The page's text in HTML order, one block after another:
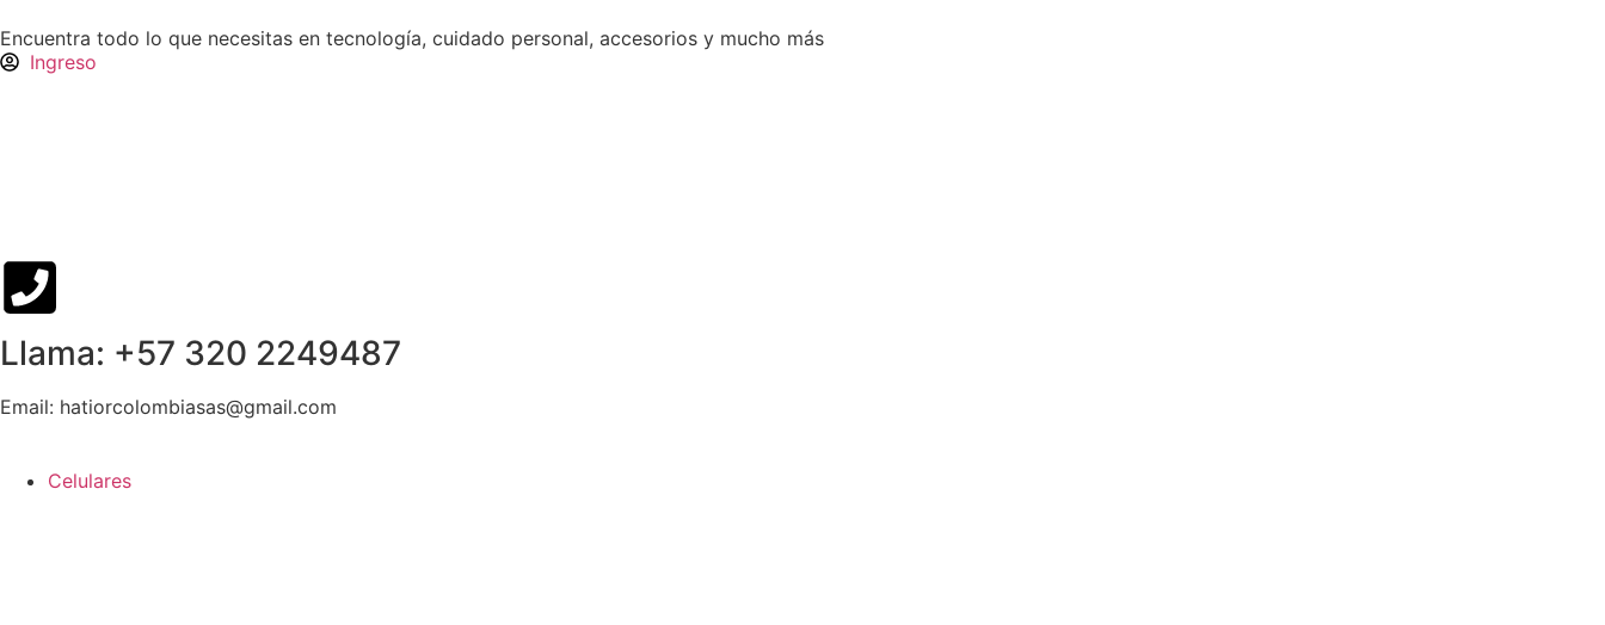
Encuentra todo lo que necesitas en tecnología, cuidado personal, accesorios y mucho más
Ingreso
Llama: +57 320 2249487
Email: hatiorcolombiasas@gmail.com
Celulares